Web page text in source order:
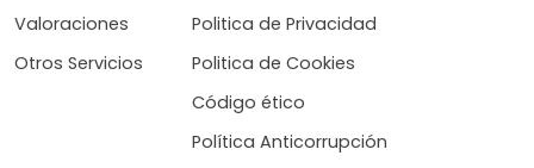
Valoraciones
Otros Servicios
Politica de Privacidad
Politica de Cookies
Código ético
Política Anticorrupción